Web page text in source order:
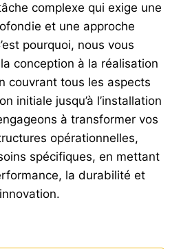
complexe qui exige une
et une approche
pourquoi, nous vous
conception à la réalisation
couvrant tous les aspects
initiale jusqu’à l’installation
à transformer vos
opérationnelles,
spécifiques, en mettant
la durabilité et